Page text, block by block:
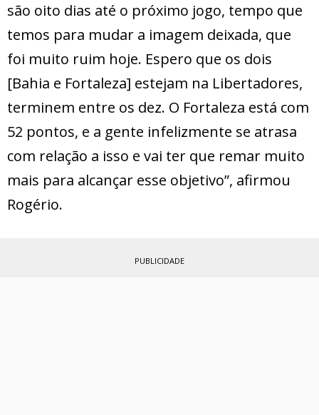
são oito dias até o próximo jogo, tempo que
temos para mudar a imagem deixada, que
foi muito ruim hoje. Espero que os dois
[Bahia e Fortaleza] estejam na Libertadores,
terminem entre os dez. O Fortaleza está com
52 pontos, e a gente infelizmente se atrasa
com relação a isso e vai ter que remar muito
mais para alcançar esse objetivo”, afirmou
Rogério.
PUBLICIDADE